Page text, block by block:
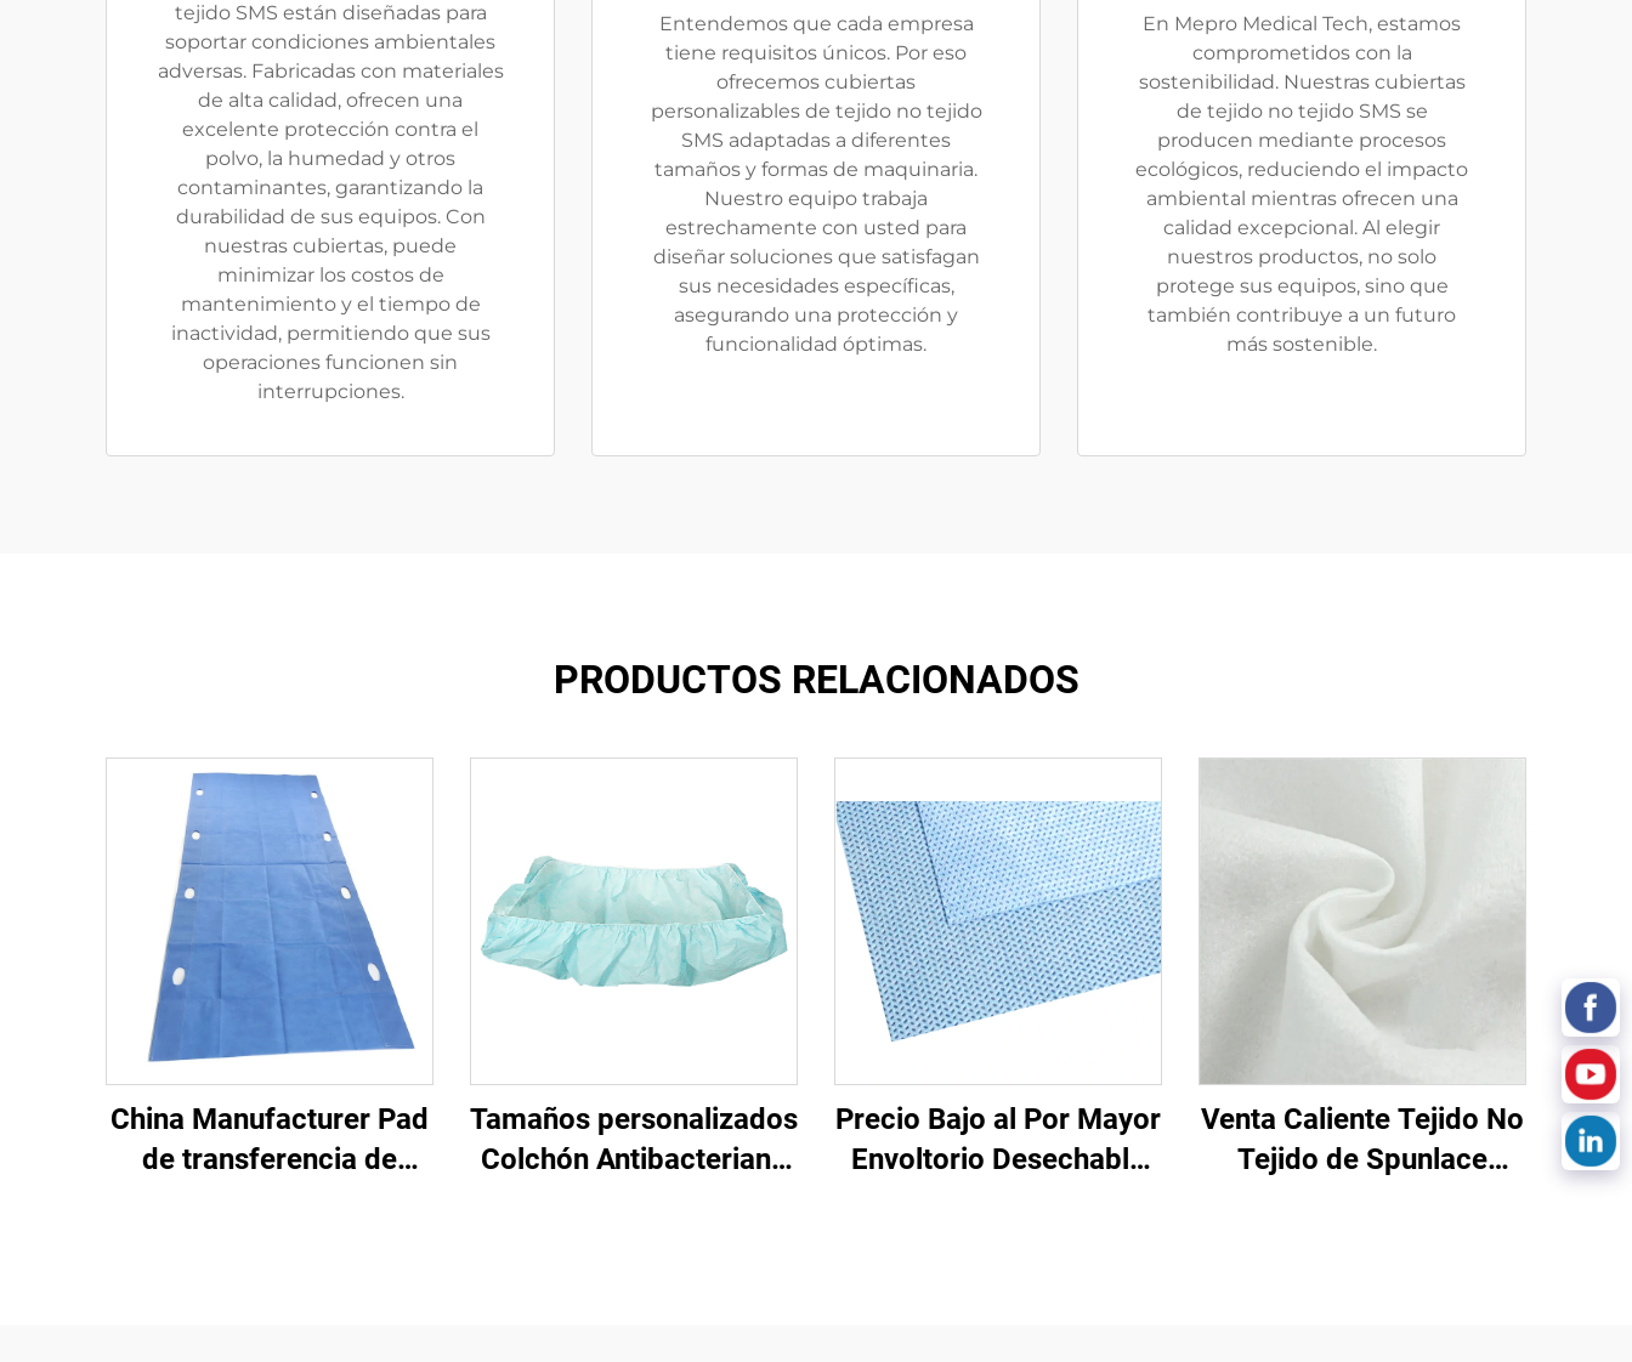
tejido SMS están diseñadas para
soportar condiciones ambientales
adversas. Fabricadas con materiales
de alta calidad, ofrecen una
excelente protección contra el
polvo, la humedad y otros
contaminantes, garantizando la
durabilidad de sus equipos. Con
nuestras cubiertas, puede
minimizar los costos de
mantenimiento y el tiempo de
inactividad, permitiendo que sus
operaciones funcionen sin
interrupciones.
Entendemos que cada empresa
tiene requisitos únicos. Por eso
ofrecemos cubiertas
personalizables de tejido no tejido
SMS adaptadas a diferentes
tamaños y formas de maquinaria.
Nuestro equipo trabaja
estrechamente con usted para
diseñar soluciones que satisfagan
sus necesidades específicas,
asegurando una protección y
funcionalidad óptimas.
En Mepro Medical Tech, estamos
comprometidos con la
sostenibilidad. Nuestras cubiertas
de tejido no tejido SMS se
producen mediante procesos
ecológicos, reduciendo el impacto
ambiental mientras ofrecen una
calidad excepcional. Al elegir
nuestros productos, no solo
protege sus equipos, sino que
también contribuye a un futuro
más sostenible.
PRODUCTOS RELACIONADOS
China Manufacturer Pad
de transferencia de
Tamaños personalizados
Colchón Antibacteriano
Precio Bajo al Por Mayor
Envoltorio Desechable
Venta Caliente Tejido No
Tejido de Spunlace